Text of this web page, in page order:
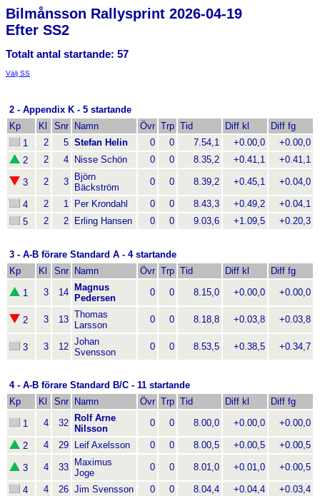
Bilmånsson Rallysprint 2026-04-19
Efter SS2
Totalt antal startande: 57
Välj SS
2 - Appendix K - 5 startande
Kp
Kl Snr Namn Övr Trp Tid Diff kl
Diff fg
1
2 5 Stefan Helin 0 0 7.54,1 +0.00,0
+0.00,0
2
2 4 Nisse Schön 0 0 8.35,2 +0.41,1 +0.41,1
3 2 3
Björn
Bäckström
0 0 8.39,2 +0.45,1 +0.04,0
4 2 1 Per Krondahl 0 0 8.43,3 +0.49,2
+0.04,1
5
2 2 Erling Hansen 0 0 9.03,6 +1.09,5 +0.20,3
3 - A-B förare Standard A - 4 startande
Kp
Kl Snr Namn Övr Trp Tid Diff kl Diff fg
1 3 14
Magnus
Pedersen
0 0 8.15,0 +0.00,0 +0.00,0
2 3 13 Thomas
Larsson
0 0 8.18,8 +0.03,8 +0.03,8
3 3 12 Johan
Svensson
0 0 8.53,5 +0.38,5 +0.34,7
4 - A-B förare Standard B/C - 11 startande
Kp
Kl Snr Namn Övr Trp Tid Diff kl Diff fg
1 4 32
Rolf Arne
Nilsson
0 0 8.00,0 +0.00,0 +0.00,0
2 4 29 Leif Axelsson 0 0 8.00,5 +0.00,5 +0.00,5
3 4 33
Maximus
Joge
0 0 8.01,0 +0.01,0 +0.00,5
4 4 26 Jim Svensson 0 0 8.04,4 +0.04,4 +0.03,4